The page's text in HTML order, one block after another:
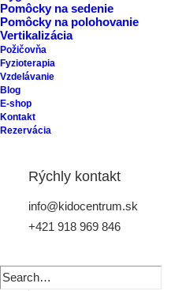
Pomôcky na sedenie
Pomôcky na polohovanie
Vertikalizácia
Požičovňa
Fyzioterapia
Vzdelávanie
Blog
E-shop
Kontakt
Rezervácia
Rýchly kontakt
info@kidocentrum.sk
+421 918 969 846